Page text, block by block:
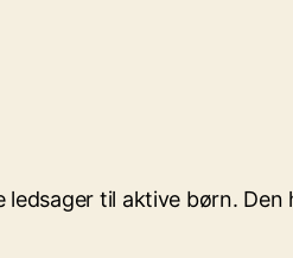
ledsager til aktive børn.